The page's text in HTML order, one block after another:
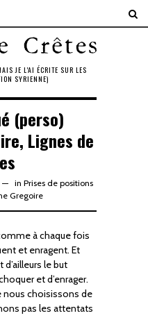
JE L'AI ÉCRITE SUR LES
SYRIENNE)
(perso)
Lignes de
in Prises de positions
Gregoire
à chaque fois
et enragent. Et
le but
et d’enrager.
nous choisissons de
pas les attentats